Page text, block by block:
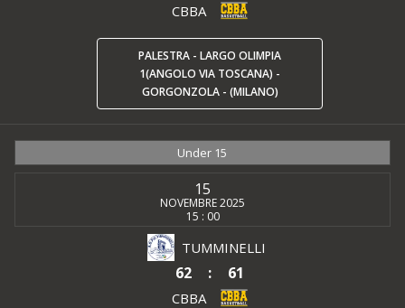
CBBA
PALESTRA - LARGO OLIMPIA
1(ANGOLO VIA TOSCANA) -
GORGONZOLA - (MILANO)
Under 15
15
NOVEMBRE 2025
15 : 00
TUMMINELLI
62 : 61
CBBA